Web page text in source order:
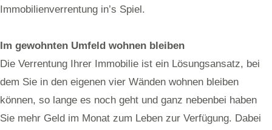
Immobilienverrentung in’s Spiel.
Im gewohnten Umfeld wohnen bleiben
Die Verrentung Ihrer Immobilie ist ein Lösungsansatz, bei
dem Sie in den eigenen vier Wänden wohnen bleiben
können, so lange es noch geht und ganz nebenbei haben
Sie mehr Geld im Monat zum Leben zur Verfügung. Dabei